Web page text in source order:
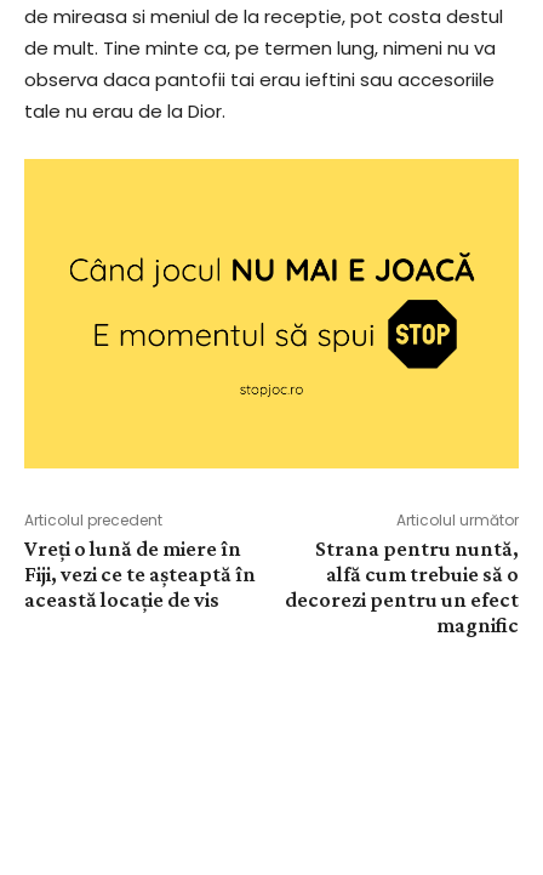
de mireasa si meniul de la receptie, pot costa destul
de mult. Tine minte ca, pe termen lung, nimeni nu va
observa daca pantofii tai erau ieftini sau accesoriile
tale nu erau de la Dior.
Articolul precedent
Vreți o lună de miere în
Fiji, vezi ce te așteaptă în
această locație de vis
Articolul următor
Strana pentru nuntă,
alfă cum trebuie să o
decorezi pentru un efect
magnific